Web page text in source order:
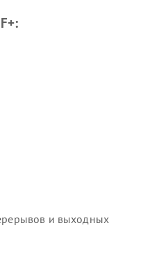
и выходных